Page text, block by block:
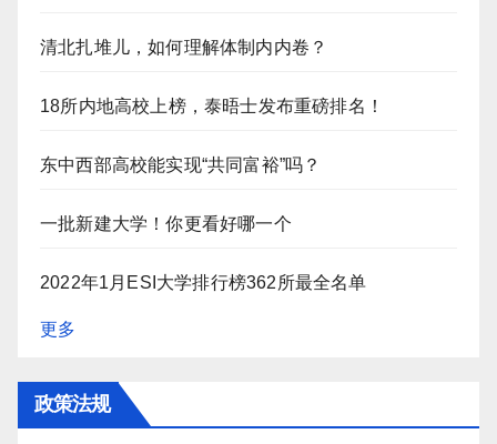
清北扎堆儿，如何理解体制内内卷？
18所内地高校上榜，泰晤士发布重磅排名！
东中西部高校能实现“共同富裕”吗？
一批新建大学！你更看好哪一个
2022年1月ESI大学排行榜362所最全名单
更多
政策法规